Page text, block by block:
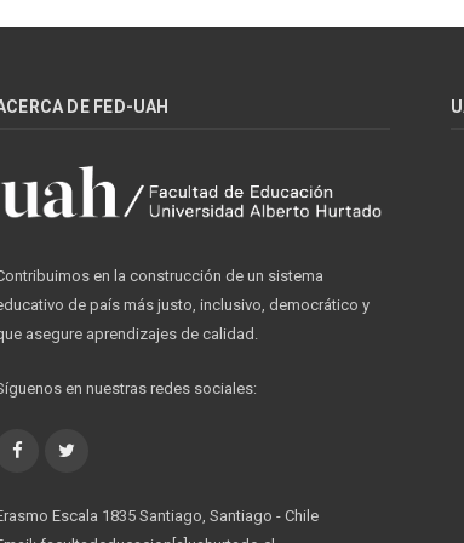
DE FED-UAH
en la construcción de un sistema
de país más justo, inclusivo, democrático y
asegure aprendizajes de calidad.
en nuestras redes sociales:
Facebook
Escala 1835 Santiago, Santiago - Chile